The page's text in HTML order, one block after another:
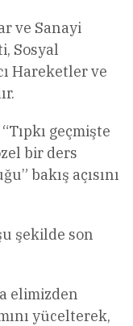
ve Sanayi
Sosyal
Hareketler ve
geçmişte
bir ders
bakış açısını
şekilde son
elimizden
yücelterek,